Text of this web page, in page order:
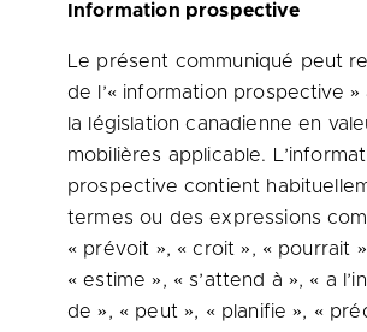
Information prospective
Le présent communiqué peut
de l’« information prospective »
la législation canadienne en
mobilières applicable.
prospective contient
termes ou des expressions
« prévoit », « croit », « pourrait
« estime », « s’attend à », « a
de », « peut », « planifie », «